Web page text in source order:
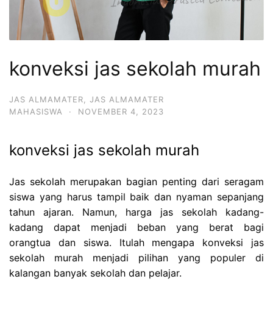
konveksi jas sekolah murah
JAS ALMAMATER
JAS ALMAMATER
MAHASISWA
· NOVEMBER 4, 2023
konveksi jas sekolah murah
Jas sekolah merupakan bagian penting dari seragam
siswa yang harus tampil baik dan nyaman sepanjang
tahun ajaran. Namun, harga jas sekolah kadang-
kadang dapat menjadi beban yang berat bagi
orangtua dan siswa. Itulah mengapa konveksi jas
sekolah murah menjadi pilihan yang populer di
kalangan banyak sekolah dan pelajar.